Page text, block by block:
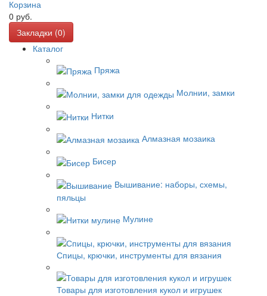
Корзина
0 руб.
Закладки (0)
Каталог
Пряжа
Молнии, замки
Нитки
Алмазная мозаика
Бисер
Вышивание: наборы, схемы,
пяльцы
Мулине
Спицы, крючки, инструменты для вязания
Товары для изготовления кукол и игрушек